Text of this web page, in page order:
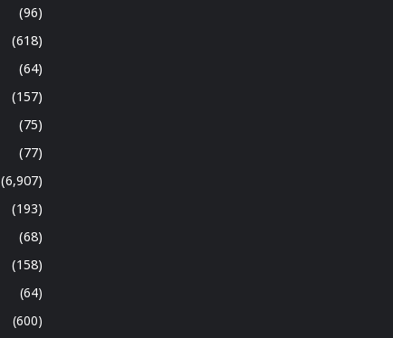
(96)
(618)
(64)
(157)
(75)
(77)
(6,907)
(193)
(68)
(158)
(64)
(600)